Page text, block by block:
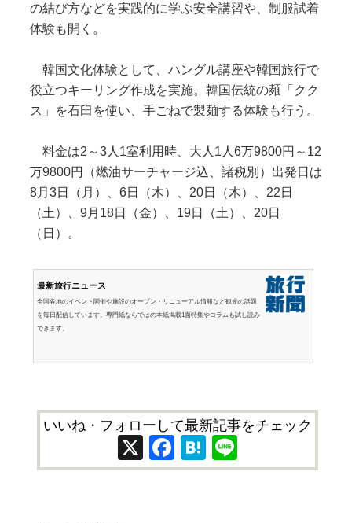
の結び方などを実践的に学ぶ安全講習や、制服試着
体験も開く。
韓国文化体験として、ハングル講座や韓国旅行で
役立つキーリング作成を実施。韓国伝統の麺「クク
ス」を石臼を使い、手ごねで製麺する体験も行う。
料金は2～3人1室利用時、大人1人6万9800円～12
万9800円（燃油サーチャージ込、諸税別）出発日は
8月3日（月）、6日（木）、20日（木）、22日
（土）、9月18日（金）、19日（土）、20日
（日）。
最新旅行ニュース
全国各地のイベント開催や施設のオープン・リニューアル情報など観光の話題
を毎日配信しています。専門紙ならではの本紙掲載1面特集やコラムも試し読み
できます。
いいね・フォローして最新記事をチェック
X Facebook
Hatena